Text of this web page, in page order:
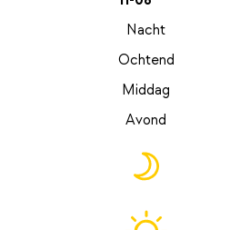
Nacht
Ochtend
Middag
Avond